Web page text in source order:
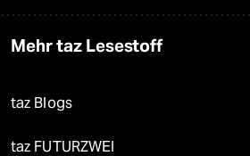
Mehr taz Lesestoff
taz Blogs
taz FUTURZWEI